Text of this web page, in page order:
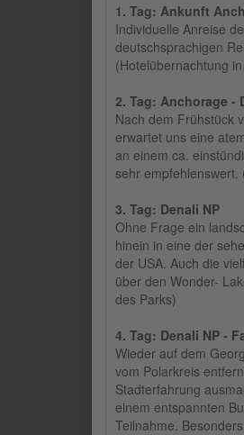
1. Tag: Ankunft
Individuelle Anreise
deutschsprachigen
(Hotelübernachtung
2. Tag: Anchorage -
Nach dem Frühstück
erwartet uns eine
an einem ca.
sehr
3. Tag: Denali NP
Ohne Frage ein
hinein in eine der
der USA. Auch die
über den Wonder-
des Parks)
4. Tag: Denali NP -
Wieder auf dem
vom Polarkreis
Stadterfahrung
einem entspannten
Teilnahme.